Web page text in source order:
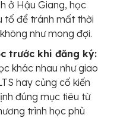
ở Hậu Giang, học
tố để tránh mất thời
như mong đợi.
trước khi đăng ký:
khác nhau như giao
hay củng cố kiến
đúng mục tiêu từ
trình học phù